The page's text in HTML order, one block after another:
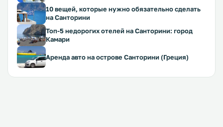
10 вещей, которые нужно обязательно сделать
на Санторини
Топ-5 недорогих отелей на Санторини: город
Камари
Аренда авто на острове Санторини (Греция)